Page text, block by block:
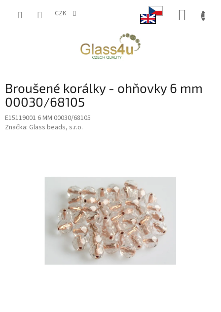
CZK
Broušené korálky - ohňovky 6 mm
00030/68105
E15119001 6 MM 00030/68105
Značka: Glass beads, s.r.o.